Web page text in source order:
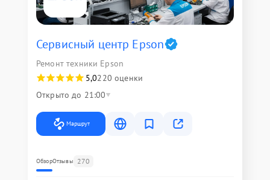
Сервисный центр Epson
Ремонт техники Epson
5,0220 оценки
Открыто до 21:00
Маршрут
ОбзорОтзывы 270